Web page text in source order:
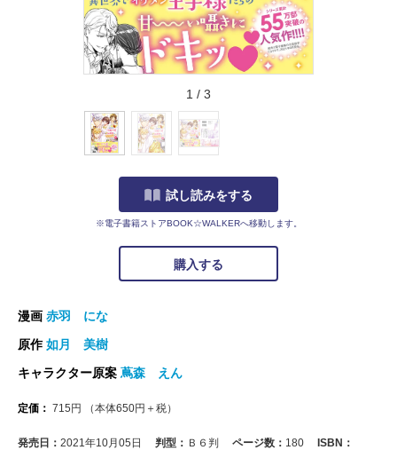
1 / 3
試し読みをする
※電子書籍ストアBOOK☆WALKERへ移動します。
購入する
漫画 赤羽 にな
原作如月 美樹
キャラクター原案 蔦森 えん
定価： 715 円 （本体650円＋税）
発売日： 2021年10月05日 判型： Ｂ６判 ページ数： 180
ISBN：